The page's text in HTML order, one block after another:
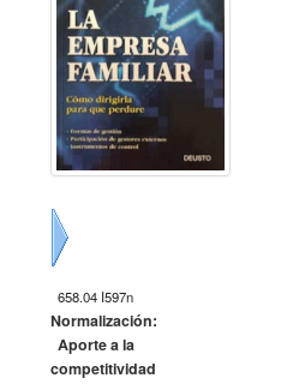
658.04 I597n
Normalización:
Aporte a la
competitividad